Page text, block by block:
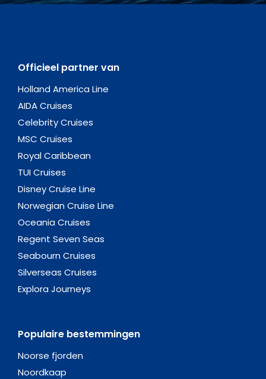
Officieel partner van
Holland America Line
AIDA Cruises
Celebrity Cruises
MSC Cruises
Royal Caribbean
TUI Cruises
Disney Cruise Line
Norwegian Cruise Line
Oceania Cruises
Regent Seven Seas
Seabourn Cruises
Silverseas Cruises
Explora Journeys
Populaire bestemmingen
Noorse fjorden
Noordkaap